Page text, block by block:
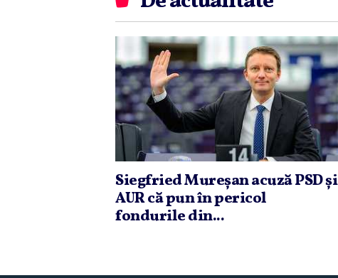
Siegfried Mureşan acuză PSD şi
AUR că pun în pericol
fondurile din...